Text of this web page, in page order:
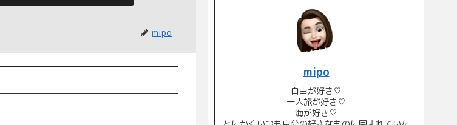
mipo
mipo
自由が好き♡
一人旅が好き♡
海が好き♡